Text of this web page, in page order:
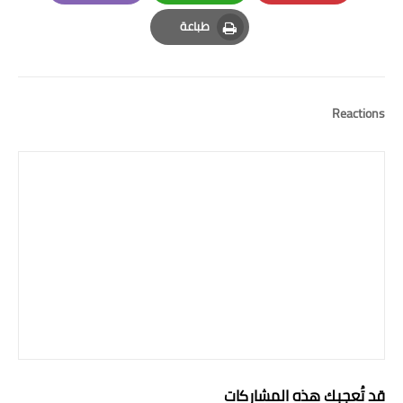
Pinterest
Whatsapp
Email
طباعة
Print
Reactions
قد تُعجبك هذه المشاركات